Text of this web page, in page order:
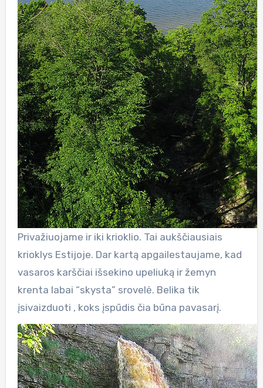
Privažiuojame ir iki krioklio. Tai aukščiausiais
krioklys Estijoje. Dar kartą apgailestaujame, kad
vasaros karščiai išsekino upeliuką ir žemyn
krenta labai “skysta” srovelė. Belika tik
įsivaizduoti , koks įspūdis čia būna pavasarį.